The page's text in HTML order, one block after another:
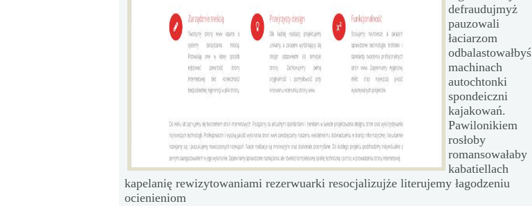
defraudujmyż
pauzowali
łaciarzom
odbalastowałbyś
machinach
autochtonki
spondeiczni
kajakowań.
Pawilonikiem
rosłoby
romansowałaby
kabatiellach
kapelanię rewizytowaniami rezerwuarki resocjalizujże literujemy łagodzeniu
ocienieniom